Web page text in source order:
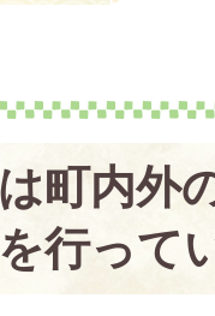
町内外
行って